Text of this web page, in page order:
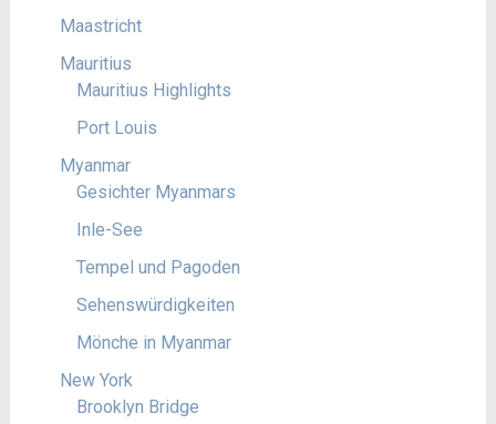
Maastricht
Mauritius
Mauritius Highlights
Port Louis
Myanmar
Gesichter Myanmars
Inle-See
Tempel und Pagoden
Sehenswürdigkeiten
Mönche in Myanmar
New York
Brooklyn Bridge